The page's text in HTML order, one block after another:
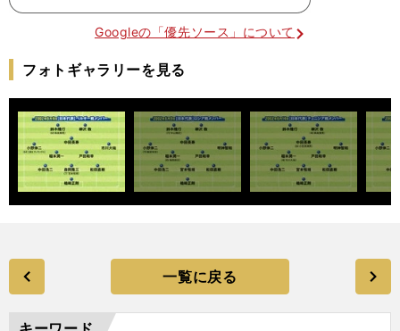
Googleの「優先ソース」について
フォトギャラリーを見る
一覧に戻る